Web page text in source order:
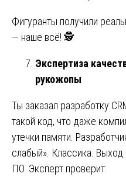
Фигуранты получили
— наше всё! 🕵️
Экспертиза
рукожопы
Ты заказал разработку
такой код, что даже
утечки памяти.
слабый». Классика.
ПО. Эксперт проверит: